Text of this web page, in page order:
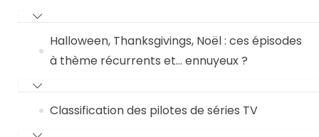
Halloween, Thanksgivings, Noël : ces épisodes
à thème récurrents et… ennuyeux ?
Classification des pilotes de séries TV